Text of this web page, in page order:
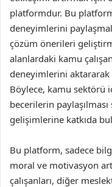
platformdur. Bu
deneyimlerini
çözüm önerileri
alanlardaki kamu
deneyimlerini
Böylece, kamu sektörü
becerilerin paylaşılması
gelişimlerine katkıda
Bu platform, sadece
moral ve motivasyon
çalışanları, diğer